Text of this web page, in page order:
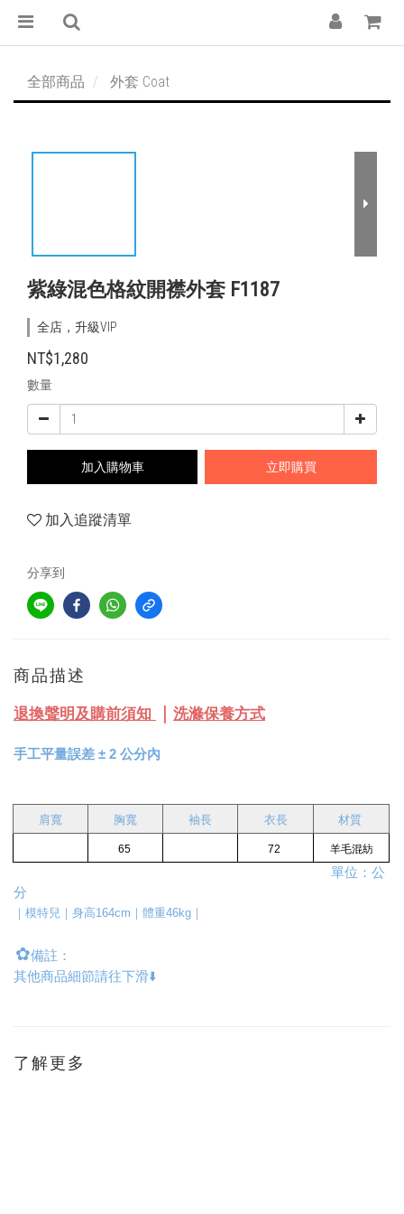
全部商品 外套 Coat
紫綠混色格紋開襟外套 F1187
全店，升級VIP
NT$1,280
數量
加入購物車 立即購買
加入追蹤清單
分享到
商品描述
退換聲明及購前須知 洗滌保養方式
手工平量誤差 ± 2 公分內
肩寬 胸寬 袖長 衣長 材質
65 72 羊毛混紡
單位：公
分
｜模特兒｜身高164cm｜體重46kg｜
✿備註：
其他商品細節請往下滑⬇️
了解更多